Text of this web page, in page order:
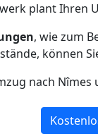
plant Ihren
, wie zum
können
nach Nîmes